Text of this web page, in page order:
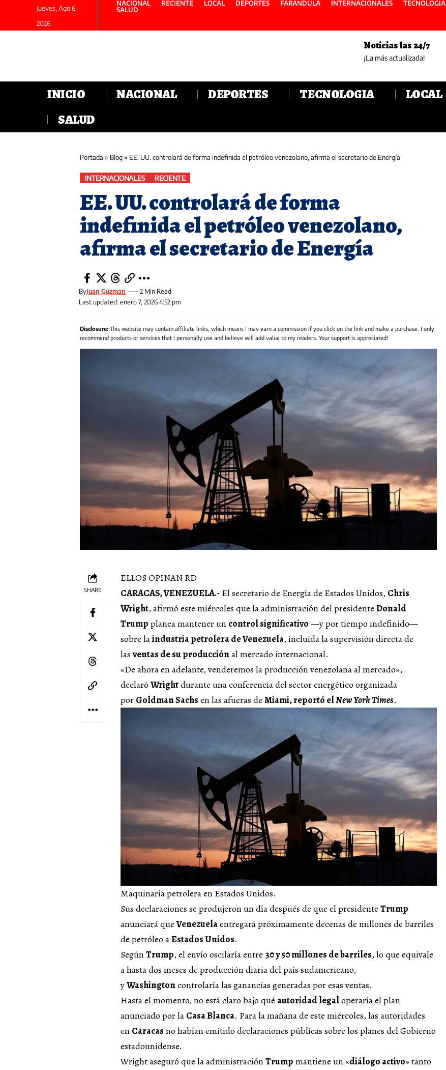
jueves, Ago 6,
2026
NACIONAL RECIENTE LOCAL DEPORTES FARANDULA INTERNACIONALES
TECNOLOGIA
SALUD
Noticias las 24/7
¡La más actualizada!
INICIO NACIONAL DEPORTES TECNOLOGIA
LOCAL
SALUD
Portada » Blog» EE. UU. controlará de forma indefinida el petróleo venezolano, afirma el secretario de Energía
INTERNACIONALES RECIENTE
EE. UU. controlará de forma
indefinida el petróleo venezolano,
afirma el secretario de Energía
Last updated: enero 7, 2026 4:52 pm
ByJuan Guzman 2 Min Read
Disclosure: This website may contain affiliate links, which means I may earn a commission if you click on the link and make a purchase. I only
recommend products or services that I personally use and believe will add value to my readers. Your support is appreciated!
SHARE
ELLOS OPINAN RD
CARACAS, VENEZUELA.- El secretario de Energía de Estados Unidos, Chris
Wright, afirmó este miércoles que la administración del presidente Donald
Trump planea mantener un control significativo —y por tiempo indefinido—
sobre laindustria petrolera de Venezuela, incluida la supervisión directa de
lasventas de su producciónal mercado internacional.
«De ahora en adelante, venderemos la producción venezolana al mercado»,
declaró Wrightdurante una conferencia del sector energético organizada
por Goldman Sachs en las afueras de Miami, reportó elNew York Times.
Maquinaria petrolera en Estados Unidos.
Sus declaraciones se produjeron un día después de que el presidente Trump
anunciará queVenezuelaentregará próximamente decenas de millones de barriles
de petróleo aEstados Unidos.
SegúnTrump, el envío oscilaría entre 30 y 50 millones de barriles, lo que equivale
a hasta dos meses de producción diaria del país sudamericano,
yWashingtoncontrolaría las ganancias generadas por esas ventas.
Hasta el momento, no está claro bajo qué autoridad legaloperaría el plan
anunciado por la Casa Blanca. Para la mañana de este miércoles, las autoridades
en Caracas no habían emitido declaraciones públicas sobre los planes del Gobierno
estadounidense.
Wright aseguró que la administraciónTrump mantiene un «diálogo activo» tanto